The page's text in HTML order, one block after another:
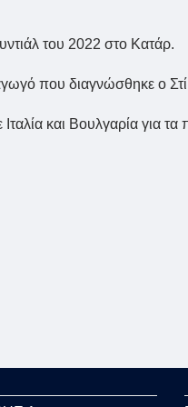
του 2022 στο Κατάρ.
που διαγνώσθηκε ο
και Βουλγαρία για